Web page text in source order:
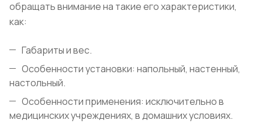
обращать внимание на такие его характеристики,
как:
Габариты и вес.
Особенности установки: напольный, настенный,
настольный.
Особенности применения: исключительно в
медицинских учреждениях, в домашних условиях.